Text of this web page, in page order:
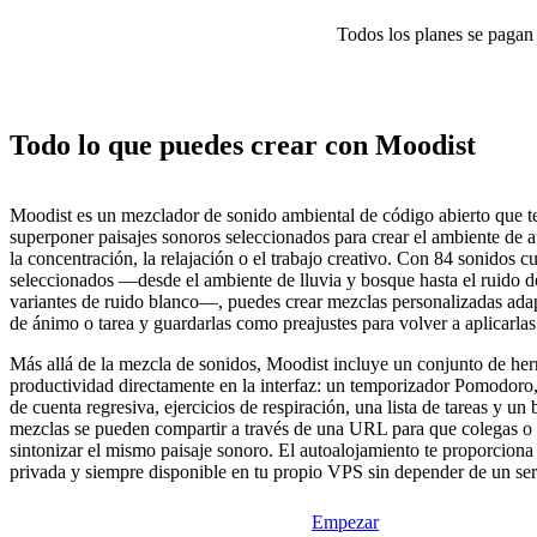
Todos los planes se
Todo lo que puedes crear con Moodist
Moodist es un mezclador de sonido ambiental de código abierto que
superponer paisajes sonoros seleccionados para crear el ambiente de
la concentración, la relajación o el trabajo creativo. Con 84 sonidos
seleccionados —desde el ambiente de lluvia y bosque hasta el ruido
variantes de ruido blanco—, puedes crear mezclas personalizadas
de ánimo o tarea y guardarlas como preajustes para volver a
Más allá de la mezcla de sonidos, Moodist incluye un conjunto de
productividad directamente en la interfaz: un temporizador
de cuenta regresiva, ejercicios de respiración, una lista de tareas y un
mezclas se pueden compartir a través de una URL para que colegas
sintonizar el mismo paisaje sonoro. El autoalojamiento te
privada y siempre disponible en tu propio VPS sin depender de un
Empezar